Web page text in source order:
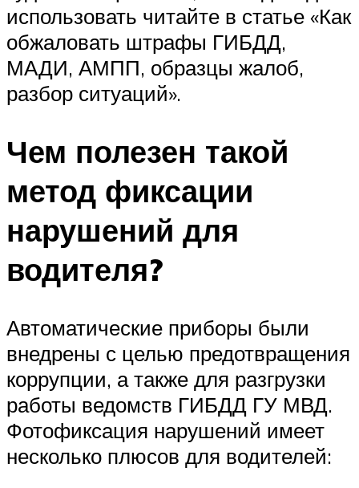
использовать читайте в статье «Как
обжаловать штрафы ГИБДД,
МАДИ, АМПП, образцы жалоб,
разбор ситуаций».
Чем полезен такой
метод фиксации
нарушений для
водителя?
Автоматические приборы были
внедрены с целью предотвращения
коррупции, а также для разгрузки
работы ведомств ГИБДД ГУ МВД.
Фотофиксация нарушений имеет
несколько плюсов для водителей: